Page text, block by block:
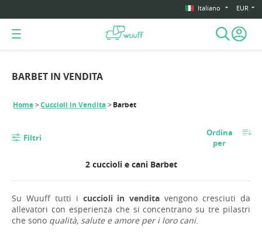
Italiano EUR
BARBET IN VENDITA
Home Cuccioli in Vendita Barbet
Filtri
Ordina
per
2 cuccioli e cani Barbet
Su Wuuff tutti i cuccioli in vendita vengono cresciuti da
allevatori con esperienza che si concentrano su tre pilastri
che sono qualità, salute e amore per i loro cani.